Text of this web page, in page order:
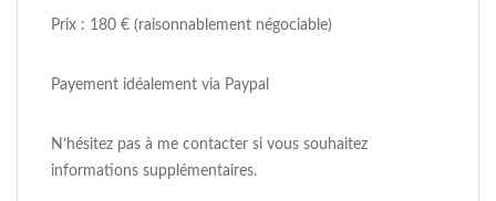
Prix : 180 € (raisonnablement négociable)
Payement idéalement via Paypal
N’hésitez pas à me contacter si vous souhaitez
informations supplémentaires.